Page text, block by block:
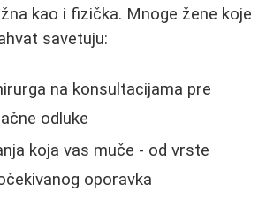
kao i fizička. Mnoge žene koje
savetuju:
na konsultacijama pre
odluke
koja vas muče - od vrste
oporavka